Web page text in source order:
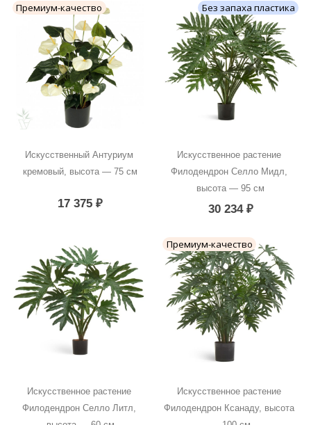
Премиум-качество
Искусственный Антуриум
кремовый, высота — 75 см
17 375₽
Без запаха пластика
Искусственное растение
Филодендрон Селло Мидл,
высота — 95 см
30 234 ₽
Искусственное растение
Филодендрон Селло Литл,
Премиум-качество
Искусственное растение
Филодендрон Ксанаду, высота